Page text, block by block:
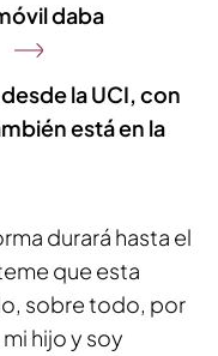
daba
la UCI, con
está en la
durará hasta el
que esta
sobre todo, por
hijo y soy